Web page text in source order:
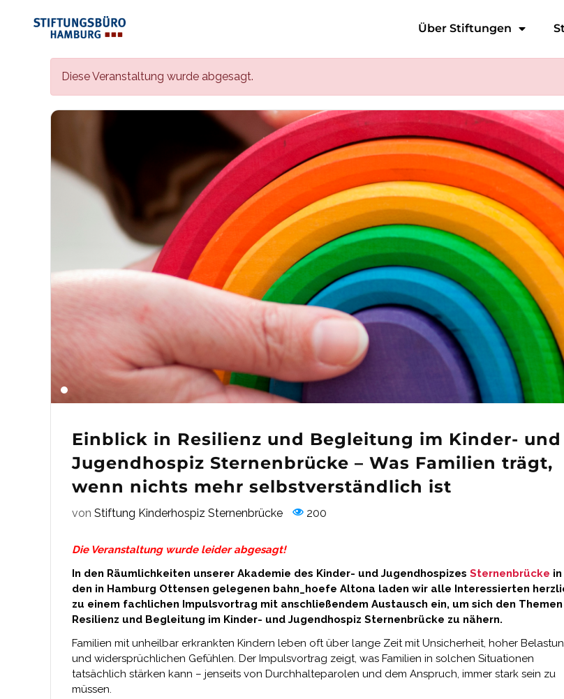
Über Stiftungen
Diese Veranstaltung wurde abgesagt.
Einblick in Resilienz und Begleitung im Kinder- und
Jugendhospiz Sternenbrücke – Was Familien trägt,
wenn nichts mehr selbstverständlich ist
von Stiftung Kinderhospiz Sternenbrücke 200
Die Veranstaltung wurde leider abgesagt!
In den Räumlichkeiten unserer Akademie des Kinder- und Jugendhospizes Sternenbrücke in
den in Hamburg Ottensen gelegenen bahn_hoefe Altona laden wir alle Interessierten
zu einem fachlichen Impulsvortrag mit anschließendem Austausch ein, um sich den Themen
Resilienz und Begleitung im Kinder- und Jugendhospiz Sternenbrücke zu nähern.
Familien mit unheilbar erkrankten Kindern leben oft über lange Zeit mit Unsicherheit, hoher
und widersprüchlichen Gefühlen. Der Impulsvortrag zeigt, was Familien in solchen Situationen
tatsächlich stärken kann – jenseits von Durchhalteparolen und dem Anspruch, immer stark sein zu
müssen.